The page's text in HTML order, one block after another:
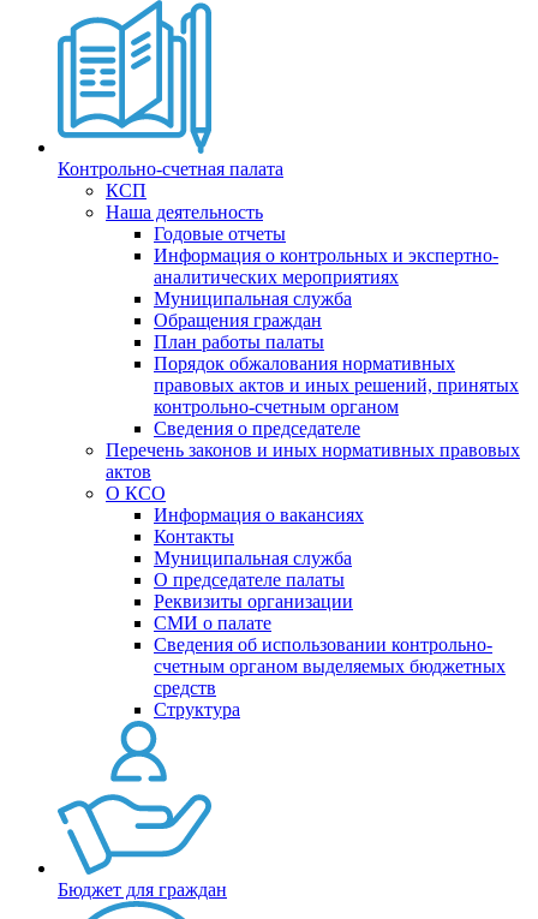
Контрольно-счетная палата
КСП
Наша деятельность
Годовые отчеты
Информация о контрольных и экспертно-
аналитических мероприятиях
Муниципальная служба
Обращения граждан
План работы палаты
Порядок обжалования нормативных
правовых актов и иных решений, принятых
контрольно-счетным органом
Сведения о председателе
Перечень законов и иных нормативных правовых
актов
О КСО
Информация о вакансиях
Контакты
Муниципальная служба
О председателе палаты
Реквизиты организации
СМИ о палате
Сведения об использовании контрольно-
счетным органом выделяемых бюджетных
средств
Структура
Бюджет для граждан